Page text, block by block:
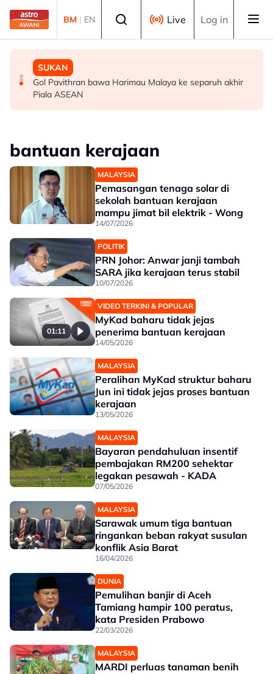
Skip to main content
BM | EN Live Log in
MALAYSIA
Berita tempatan pilihan sepanjang hari ini
MALAYSIA
Bapa lemas cuba selamatkan anak jatuh kolam ikan
SUKAN
Gol Pavithran bawa Harimau Malaya ke separuh akhir
Piala ASEAN
bantuan kerajaan
MALAYSIA
Pemasangan tenaga solar di
sekolah bantuan kerajaan
mampu jimat bil elektrik - Wong
14/07/2026
POLITIK
PRN Johor: Anwar janji tambah
SARA jika kerajaan terus stabil
10/07/2026
01:11
VIDEO TERKINI & POPULAR
MyKad baharu tidak jejas
penerima bantuan kerajaan
14/05/2026
MALAYSIA
Peralihan MyKad struktur baharu
Jun ini tidak jejas proses bantuan
kerajaan
13/05/2026
MALAYSIA
Bayaran pendahuluan insentif
pembajakan RM200 sehektar
legakan pesawah - KADA
07/05/2026
MALAYSIA
Sarawak umum tiga bantuan
ringankan beban rakyat susulan
konflik Asia Barat
16/04/2026
DUNIA
Pemulihan banjir di Aceh
Tamiang hampir 100 peratus,
kata Presiden Prabowo
22/03/2026
MALAYSIA
MARDI perluas tanaman benih